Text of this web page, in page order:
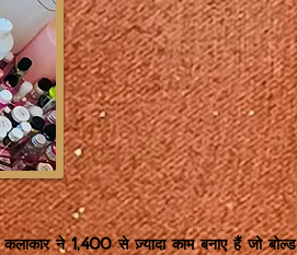
ने 1,400 से ज़्यादा काम बनाए हैं जो बोल्ड